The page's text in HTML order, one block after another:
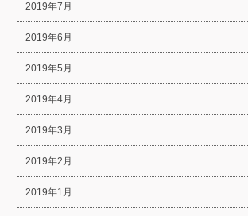
2019年7月
2019年6月
2019年5月
2019年4月
2019年3月
2019年2月
2019年1月